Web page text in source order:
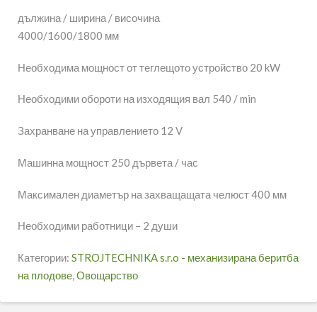
дължина / ширина / височина
4000/1600/1800 мм
Необходима мощност от теглещото устройство 20 kW
Необходими обороти на изходящия вал 540 / min
Захранване на управлението 12 V
Машинна мощност 250 дървета / час
Максимален диаметър на захващащата челюст 400 мм
Необходими работници – 2 души
Категории: STROJTECHNIKA s.r.o - механизирана беритба
на плодове,Овощарство